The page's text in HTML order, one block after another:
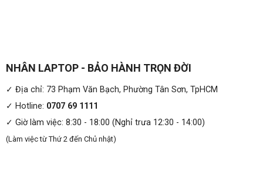
NHÂN LAPTOP - BẢO HÀNH TRỌN ĐỜI
✓ Địa chỉ: 73 Phạm Văn Bạch, Phường Tân Sơn, TpHCM
✓ Hotline: 0707 69 1111
✓ Giờ làm việc: 8:30 - 18:00 (Nghỉ trưa 12:30 - 14:00)
(Làm việc từ Thứ 2 đến Chủ nhật)